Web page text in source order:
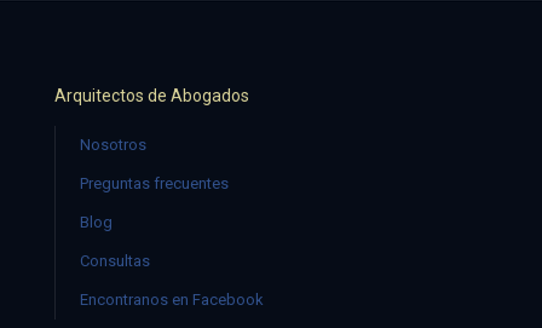
Arquitectos de Abogados
Nosotros
Preguntas frecuentes
Blog
Consultas
Encontranos en Facebook